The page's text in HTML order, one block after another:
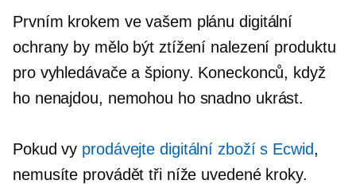
Prvním krokem ve vašem plánu digitální
ochrany by mělo být ztížení nalezení produktu
pro vyhledávače a špiony. Koneckonců, když
ho nenajdou, nemohou ho snadno ukrást.
Pokud vy prodávejte digitální zboží s Ecwid,
nemusíte provádět tři níže uvedené kroky.